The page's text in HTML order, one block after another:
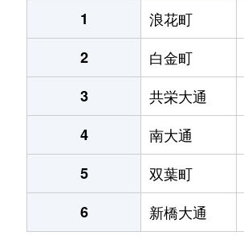
1
浪花町
2
白金町
3
共栄大通
4
南大通
5
双葉町
6
新橋大通